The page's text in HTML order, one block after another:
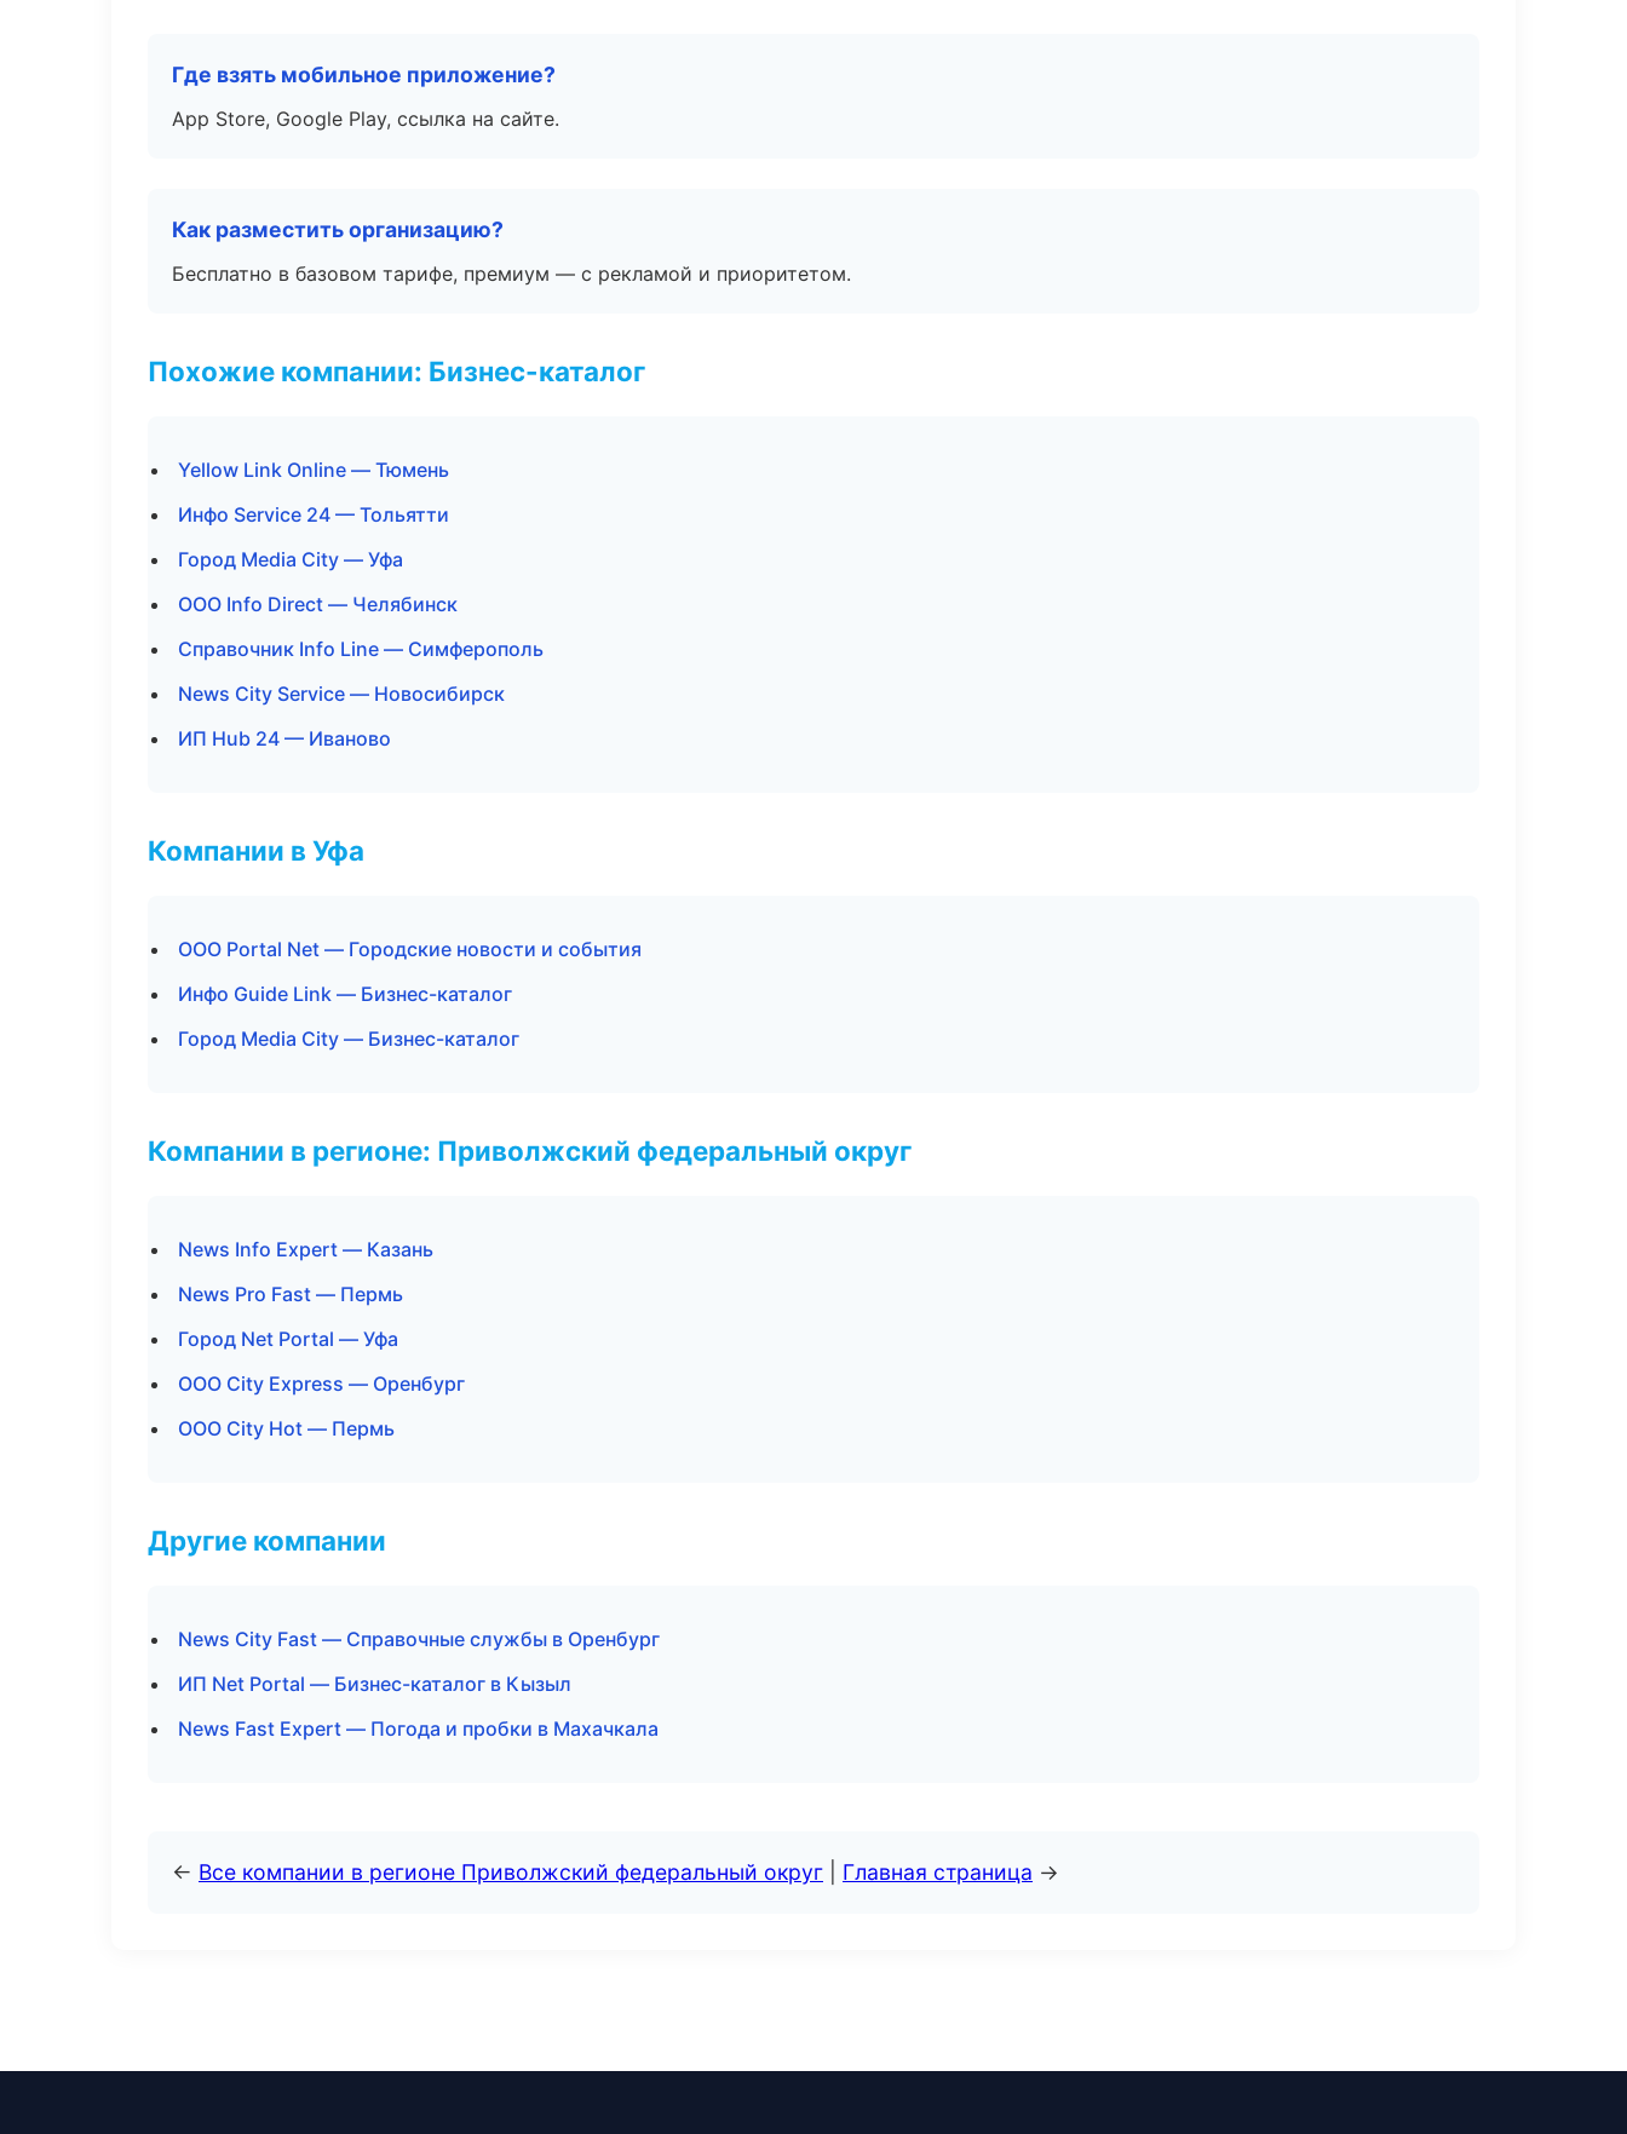
Где взять мобильное приложение?
App Store, Google Play, ссылка на сайте.
Как разместить организацию?
Бесплатно в базовом тарифе, премиум — с рекламой и приоритетом.
Похожие компании: Бизнес-каталог
Yellow Link Online — Тюмень
Инфо Service 24 — Тольятти
Город Media City — Уфа
ООО Info Direct — Челябинск
Справочник Info Line — Симферополь
News City Service — Новосибирск
ИП Hub 24 — Иваново
Компании в Уфа
ООО Portal Net — Городские новости и события
Инфо Guide Link — Бизнес-каталог
Город Media City — Бизнес-каталог
Компании в регионе: Приволжский федеральный округ
News Info Expert — Казань
News Pro Fast — Пермь
Город Net Portal — Уфа
ООО City Express — Оренбург
ООО City Hot — Пермь
Другие компании
News City Fast — Справочные службы в Оренбург
ИП Net Portal — Бизнес-каталог в Кызыл
News Fast Expert — Погода и пробки в Махачкала
← Все компании в регионе Приволжский федеральный округ Главная страница →